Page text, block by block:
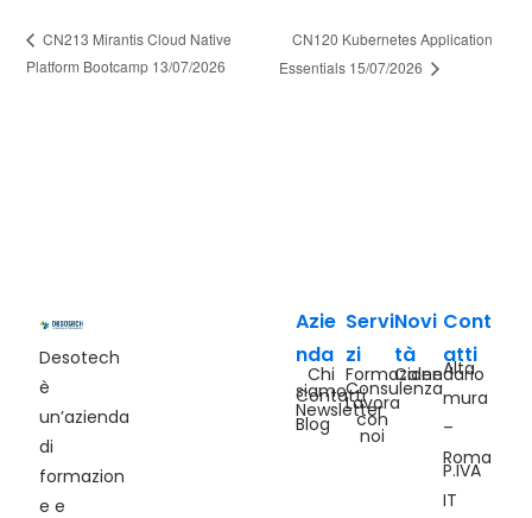
CN213 Mirantis Cloud Native
Platform Bootcamp 13/07/2026
CN120 Kubernetes Application
Essentials 15/07/2026
Desotech
è
un’azienda
di
formazion
e e
Azie
nda
Chi
siamo
Contatti
Newsletter
Blog
Servi
zi
Formazione
Consulenza
Lavora
con
noi
Novi
tà
Calendario
Cont
atti
Alta
mura
–
Roma
P.IVA
IT